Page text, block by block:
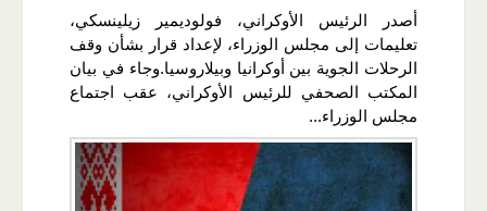
أصدر الرئيس الأوكراني، فولوديمير زيلينسكي،
تعليمات إلى مجلس الوزراء، لإعداد قرار بشأن وقف
الرحلات الجوية بين أوكرانيا وبيلاروسيا.وجاء في بيان
المكتب الصحفي للرئيس الأوكراني، عقب اجتماع
مجلس الوزراء...